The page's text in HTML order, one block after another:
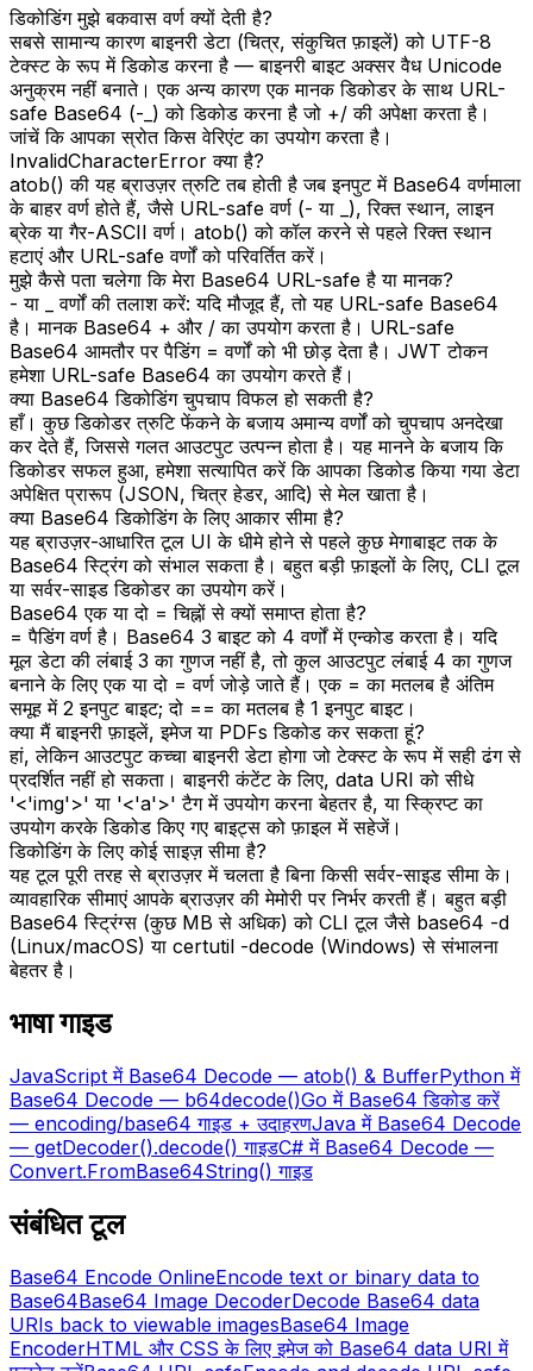
डिकोडिंग मुझे बकवास वर्ण क्यों देती है?
सबसे सामान्य कारण बाइनरी डेटा (चित्र, संकुचित फ़ाइलें) को UTF-8
टेक्स्ट के रूप में डिकोड करना है — बाइनरी बाइट अक्सर वैध Unicode
अनुक्रम नहीं बनाते। एक अन्य कारण एक मानक डिकोडर के साथ URL-
safe Base64 (-_) को डिकोड करना है जो +/ की अपेक्षा करता है।
जांचें कि आपका स्रोत किस वेरिएंट का उपयोग करता है।
InvalidCharacterError क्या है?
atob() की यह ब्राउज़र त्रुटि तब होती है जब इनपुट में Base64 वर्णमाला
के बाहर वर्ण होते हैं, जैसे URL-safe वर्ण (- या _), रिक्त स्थान, लाइन
ब्रेक या गैर-ASCII वर्ण। atob() को कॉल करने से पहले रिक्त स्थान
हटाएं और URL-safe वर्णों को परिवर्तित करें।
मुझे कैसे पता चलेगा कि मेरा Base64 URL-safe है या मानक?
- या _ वर्णों की तलाश करें: यदि मौजूद हैं, तो यह URL-safe Base64
है। मानक Base64 + और / का उपयोग करता है। URL-safe
Base64 आमतौर पर पैडिंग = वर्णों को भी छोड़ देता है। JWT टोकन
हमेशा URL-safe Base64 का उपयोग करते हैं।
क्या Base64 डिकोडिंग चुपचाप विफल हो सकती है?
हाँ। कुछ डिकोडर त्रुटि फेंकने के बजाय अमान्य वर्णों को चुपचाप अनदेखा
कर देते हैं, जिससे गलत आउटपुट उत्पन्न होता है। यह मानने के बजाय कि
डिकोडर सफल हुआ, हमेशा सत्यापित करें कि आपका डिकोड किया गया डेटा
अपेक्षित प्रारूप (JSON, चित्र हेडर, आदि) से मेल खाता है।
क्या Base64 डिकोडिंग के लिए आकार सीमा है?
यह ब्राउज़र-आधारित टूल UI के धीमे होने से पहले कुछ मेगाबाइट तक के
Base64 स्ट्रिंग को संभाल सकता है। बहुत बड़ी फ़ाइलों के लिए, CLI टूल
या सर्वर-साइड डिकोडर का उपयोग करें।
Base64 एक या दो = चिह्नों से क्यों समाप्त होता है?
= पैडिंग वर्ण है। Base64 3 बाइट को 4 वर्णों में एन्कोड करता है। यदि
मूल डेटा की लंबाई 3 का गुणज नहीं है, तो कुल आउटपुट लंबाई 4 का गुणज
बनाने के लिए एक या दो = वर्ण जोड़े जाते हैं। एक = का मतलब है अंतिम
समूह में 2 इनपुट बाइट; दो == का मतलब है 1 इनपुट बाइट।
क्या मैं बाइनरी फ़ाइलें, इमेज या PDFs डिकोड कर सकता हूं?
हां, लेकिन आउटपुट कच्चा बाइनरी डेटा होगा जो टेक्स्ट के रूप में सही ढंग से
प्रदर्शित नहीं हो सकता। बाइनरी कंटेंट के लिए, data URI को सीधे
'<'img'>' या '<'a'>' टैग में उपयोग करना बेहतर है, या स्क्रिप्ट का
उपयोग करके डिकोड किए गए बाइट्स को फ़ाइल में सहेजें।
डिकोडिंग के लिए कोई साइज़ सीमा है?
यह टूल पूरी तरह से ब्राउज़र में चलता है बिना किसी सर्वर-साइड सीमा के।
व्यावहारिक सीमाएं आपके ब्राउज़र की मेमोरी पर निर्भर करती हैं। बहुत बड़ी
Base64 स्ट्रिंग्स (कुछ MB से अधिक) को CLI टूल जैसे base64 -d
(Linux/macOS) या certutil -decode (Windows) से संभालना
बेहतर है।
भाषा गाइड
JavaScript में Base64 Decode — atob() & BufferPython में
Base64 Decode — b64decode()Go में Base64 डिकोड करें
— encoding/base64 गाइड + उदाहरणJava में Base64 Decode
— getDecoder().decode() गाइडC# में Base64 Decode —
Convert.FromBase64String() गाइड
संबंधित टूल
Base64 Encode OnlineEncode text or binary data to
Base64Base64 Image DecoderDecode Base64 data
URIs back to viewable imagesBase64 Image
EncoderHTML और CSS के लिए इमेज को Base64 data URI में